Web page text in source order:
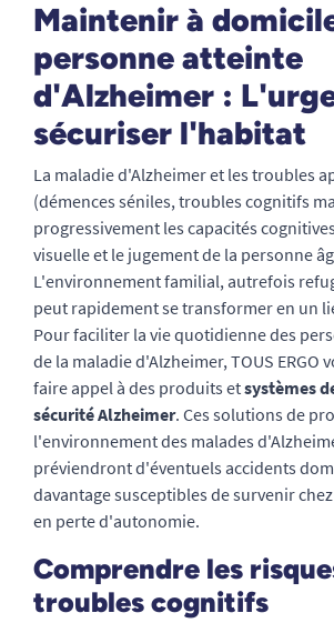
Maintenir à
personne atteinte
d'Alzheimer :
sécuriser l'habitat
La maladie d'Alzheimer et les troubles
(démences séniles, troubles cognitifs
progressivement les capacités
visuelle et le jugement de la personne
L'environnement familial, autrefois
peut rapidement se transformer en un
Pour faciliter la vie quotidienne des
de la maladie d'Alzheimer, TOUS ERGO
faire appel à des produits etsystèmes
sécurité Alzheimer. Ces solutions de
l'environnement des malades
préviendront d'éventuels accidents
davantage susceptibles de survenir
en perte d'autonomie.
Comprendre les
troubles cognitifs